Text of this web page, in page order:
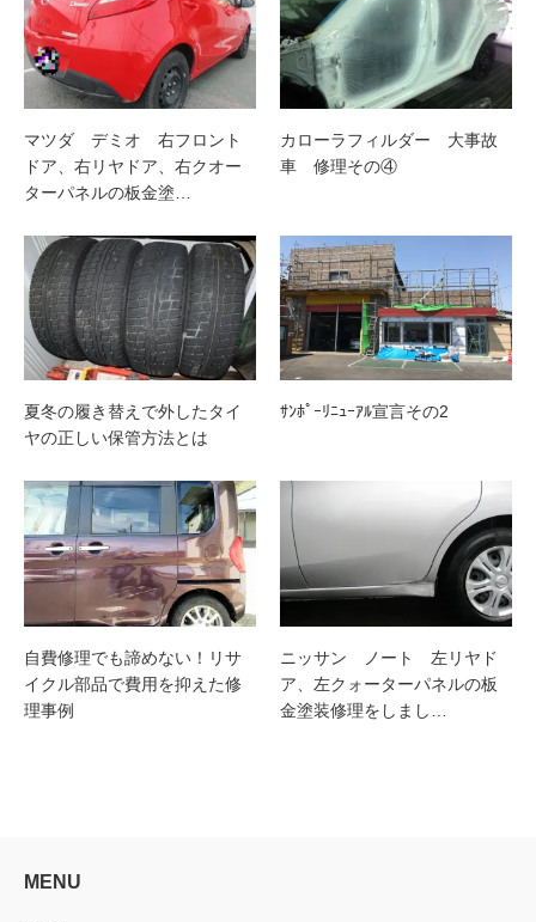
マツダ デミオ 右フロント
ドア、右リヤドア、右クオー
ターパネルの板金塗…
カローラフィルダー 大事故
車 修理その④
夏冬の履き替えで外したタイ
ヤの正しい保管方法とは
ｻﾝﾎﾟｰﾘﾆｭｰｱﾙ宣言その2
自費修理でも諦めない！リサ
イクル部品で費用を抑えた修
理事例
ニッサン ノート 左リヤド
ア、左クォーターパネルの板
金塗装修理をしまし…
MENU